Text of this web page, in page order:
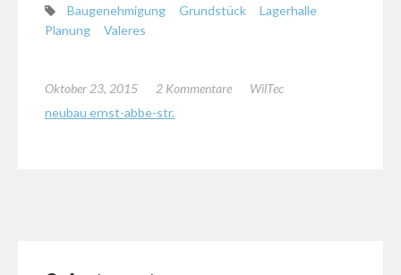
Baugenehmigung Grundstück
Lagerhalle
Planung
Valeres
Oktober 23, 2015 2 Kommentare
WilTec
neubau ernst-abbe-str.